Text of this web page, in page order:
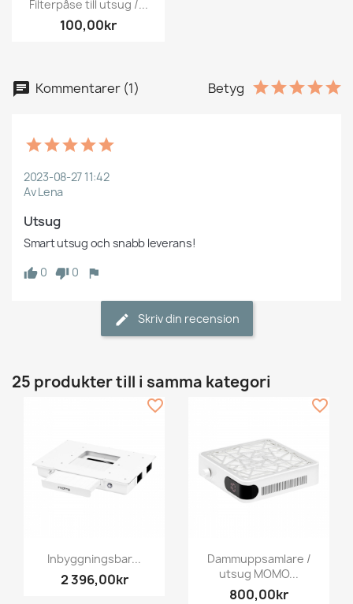
Filterpåse till utsug /...
100,00kr
Kommentarer (1) Betyg
2023-08-27 11:42
Av Lena
Utsug
Smart utsug och snabb leverans!
0
0
Skriv din recension
25 produkter till i samma kategori
Inbyggningsbar...
2 396,00kr
favorite_border
Dammuppsamlare /
utsug MOMO...
800,00kr
favorite_border